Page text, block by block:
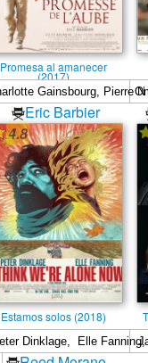
Promesa al amanecer
(2017)
Eric Barbier
4.8
Estamos solos (2018)